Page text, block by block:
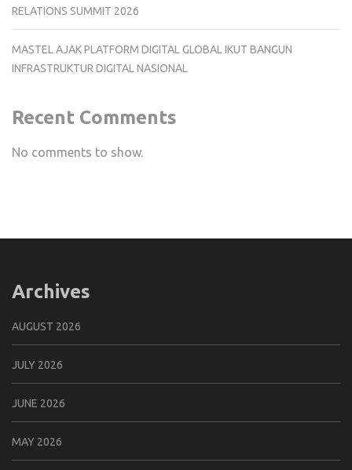
RELATIONS SUMMIT 2026
MASTEL AJAK PLATFORM DIGITAL GLOBAL IKUT BANGUN
INFRASTRUKTUR DIGITAL NASIONAL
Recent Comments
No comments to show.
Archives
AUGUST 2026
JULY 2026
JUNE 2026
MAY 2026